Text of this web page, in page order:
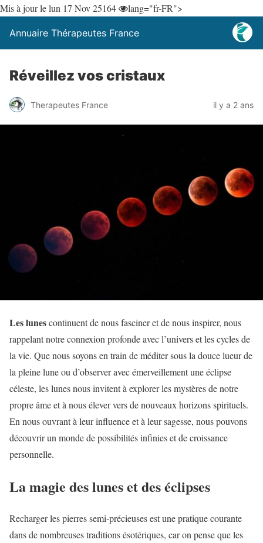
Mis à jour le lun 17 Nov 25164 lang="fr-FR">
Annuaire Thérapeutes France
Réveillez vos cristaux
Therapeutes France il y a 2 ans
Les lunescontinuent de nous fasciner et de nous inspirer, nous
rappelant notre connexion profonde avec l’univers et les cycles de
la vie. Que nous soyons en train de méditer sous la douce lueur de
la pleine lune ou d’observer avec émerveillement une éclipse
céleste, les lunes nous invitent à explorer les mystères de notre
propre âme et à nous élever vers de nouveaux horizons spirituels.
En nous ouvrant à leur influence et à leur sagesse, nous pouvons
découvrir un monde de possibilités infinies et de croissance
personnelle.
La magie des lunes et des éclipses
Recharger les pierres semi-précieuses est une pratique courante
dans de nombreuses traditions ésotériques, car on pense que les